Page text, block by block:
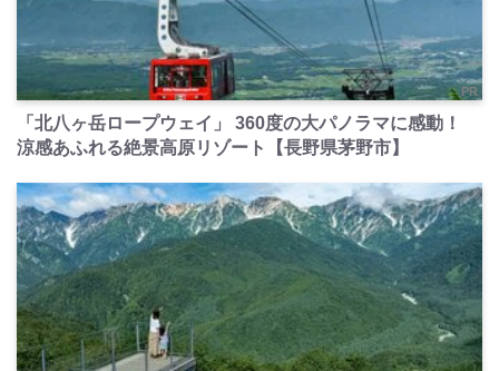
PR
「北八ヶ岳ロープウェイ」 360度の大パノラマに感動！
涼感あふれる絶景高原リゾート【長野県茅野市】